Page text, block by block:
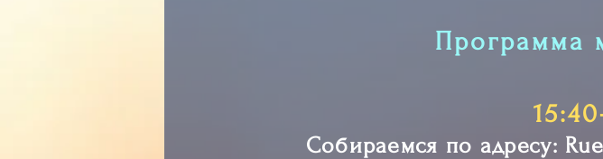
Программа
Собираемся по адресу: